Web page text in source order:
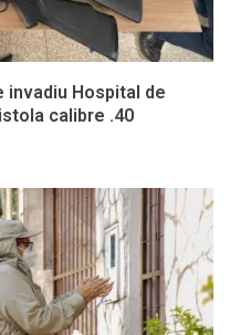
invadiu Hospital de
calibre .40